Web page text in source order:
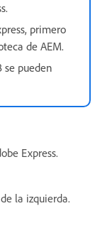
primero
de AEM.
se pueden
Express.
la izquierda.